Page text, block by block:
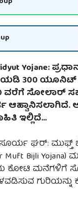
Yojane:
300 ಯೂನಿಟ್
ವರೆಗೆ ಸೋಲಾರ್
ಇಲ್ಲಿದೆ…
ಸೂರ್ಯ ಘರ್:
Muft Bijli
ಕೋಟಿ ಮನೆಗಳಿಗೆ
ಗುರಿಯನ್ನು